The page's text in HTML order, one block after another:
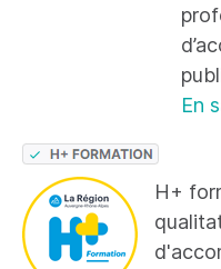
En
H+